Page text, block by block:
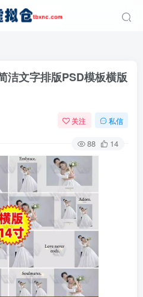
洁文字排版PSD模板横版
关注 私信
88 14